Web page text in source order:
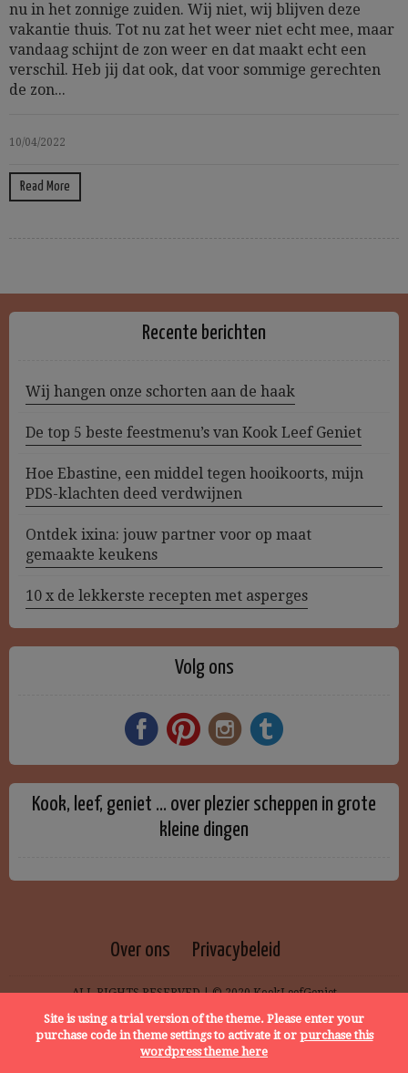
nu in het zonnige zuiden. Wij niet, wij blijven deze
vakantie thuis. Tot nu zat het weer niet echt mee, maar
vandaag schijnt de zon weer en dat maakt echt een
verschil. Heb jij dat ook, dat voor sommige gerechten
de zon...
10/04/2022
Read More
Recente berichten
Wij hangen onze schorten aan de haak
De top 5 beste feestmenu’s van Kook Leef Geniet
Hoe Ebastine, een middel tegen hooikoorts, mijn
PDS-klachten deed verdwijnen
Ontdek ixina: jouw partner voor op maat
gemaakte keukens
10 x de lekkerste recepten met asperges
Volg ons
Kook, leef, geniet … over plezier scheppen in grote
kleine dingen
Over ons Privacybeleid
ALL RIGHTS RESERVED | © 2020 KookLeefGeniet
Site is using a trial version of the theme. Please enter your
purchase code in theme settings to activate it or purchase this
wordpress theme here